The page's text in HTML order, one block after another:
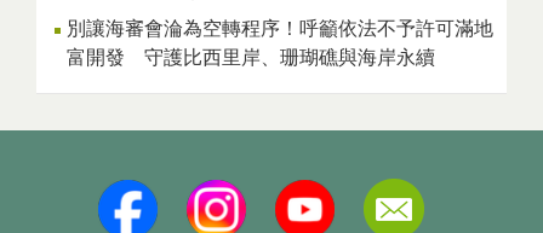
別讓海審會淪為空轉程序！呼籲依法不予許可滿地
富開發 守護比西里岸、珊瑚礁與海岸永續